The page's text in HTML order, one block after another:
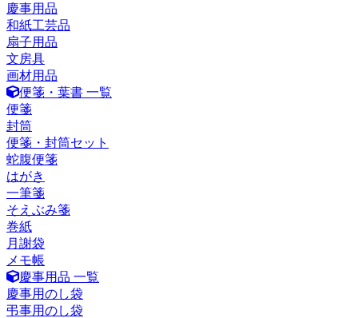
慶事用品
和紙工芸品
扇子用品
文房具
画材用品
便箋・葉書 一覧
便箋
封筒
便箋・封筒セット
蛇腹便箋
はがき
一筆箋
そえぶみ箋
巻紙
月謝袋
メモ帳
慶事用品 一覧
慶事用のし袋
弔事用のし袋